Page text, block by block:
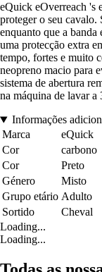
eQuick eOverreach 's
proteger o seu cavalo.
enquanto que a
uma protecção extra
tempo, fortes e muito
neopreno macio para
sistema de abertura
na máquina de lavar a
Informações
Marca
eQuick
Cor
carbono
Cor
Preto
Género
Misto
Grupo etário Adulto
Sortido
Cheval
Loading...
Loading...